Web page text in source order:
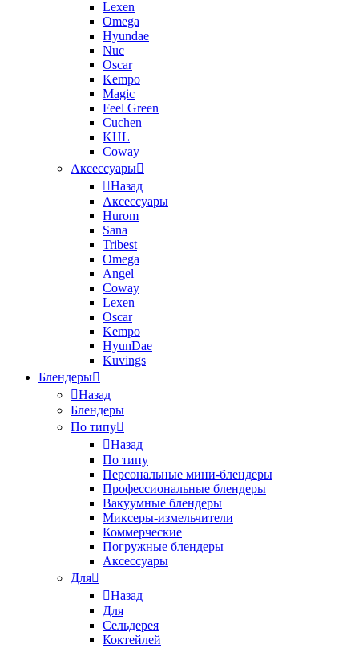
Lexen
Omega
Hyundae
Nuc
Oscar
Kempo
Magic
Feel Green
Cuchen
KHL
Coway
Аксессуары
Назад
Аксессуары
Hurom
Sana
Tribest
Omega
Angel
Coway
Lexen
Oscar
Kempo
HyunDae
Kuvings
Блендеры
Назад
Блендеры
По типу
Назад
По типу
Персональные мини-блендеры
Профессиональные блендеры
Вакуумные блендеры
Миксеры-измельчители
Коммерческие
Погружные блендеры
Аксессуары
Для
Назад
Для
Сельдерея
Коктейлей